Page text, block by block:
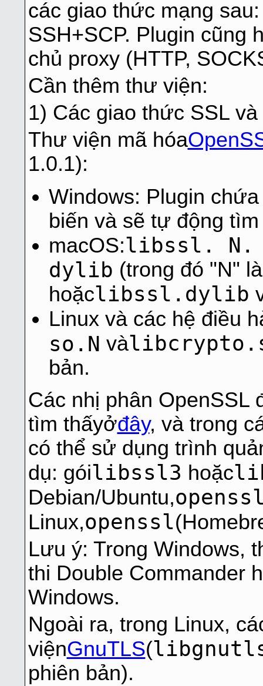
các giao thức mạng
SSH+SCP. Plugin cũng
chủ proxy (HTTP,
Cần thêm thư viện:
1) Các giao thức SSL và
Thư viện mã hóa
1.0.1):
Windows: Plugin
biến và sẽ tự động
macOS:libssl. N.
dylib (trong đó "N"
hoặclibssl.dylib
Linux và các hệ điều
so.N và
bản.
Các nhị phân
tìm thấyởđây, và trong
có thể sử dụng trình
dụ: góilibssl3 hoặc
Debian/Ubuntu,
Linux,openssl
Lưu ý: Trong Windows,
thi Double Commander
Windows.
Ngoài ra, trong Linux,
việnGnuTLS(
phiên bản).